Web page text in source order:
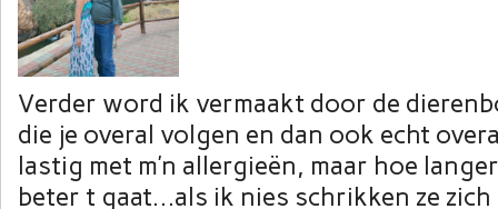
Verder word ik vermaakt door de
die je overal volgen en dan ook echt
lastig met m’n allergieën, maar hoe
beter t gaat…als ik nies schrikken ze